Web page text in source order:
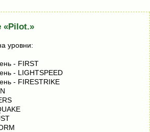
«Pilot.»
уровни:
- FIRST
- LIGHTSPEED
- FIRESTRIKE